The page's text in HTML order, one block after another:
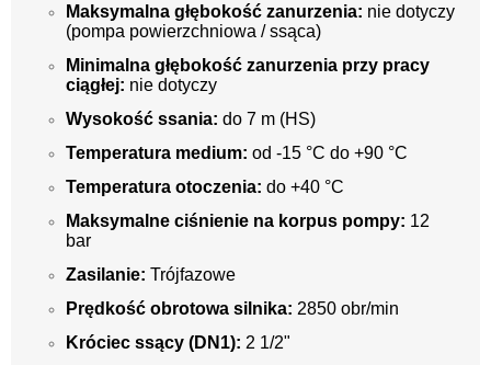
Maksymalna głębokość zanurzenia: nie dotyczy
(pompa powierzchniowa / ssąca)
Minimalna głębokość zanurzenia przy pracy
ciągłej: nie dotyczy
Wysokość ssania: do 7 m (HS)
Temperatura medium: od -15 °C do +90 °C
Temperatura otoczenia: do +40 °C
Maksymalne ciśnienie na korpus pompy: 12
bar
Zasilanie: Trójfazowe
Prędkość obrotowa silnika: 2850 obr/min
Króciec ssący (DN1): 2 1/2"